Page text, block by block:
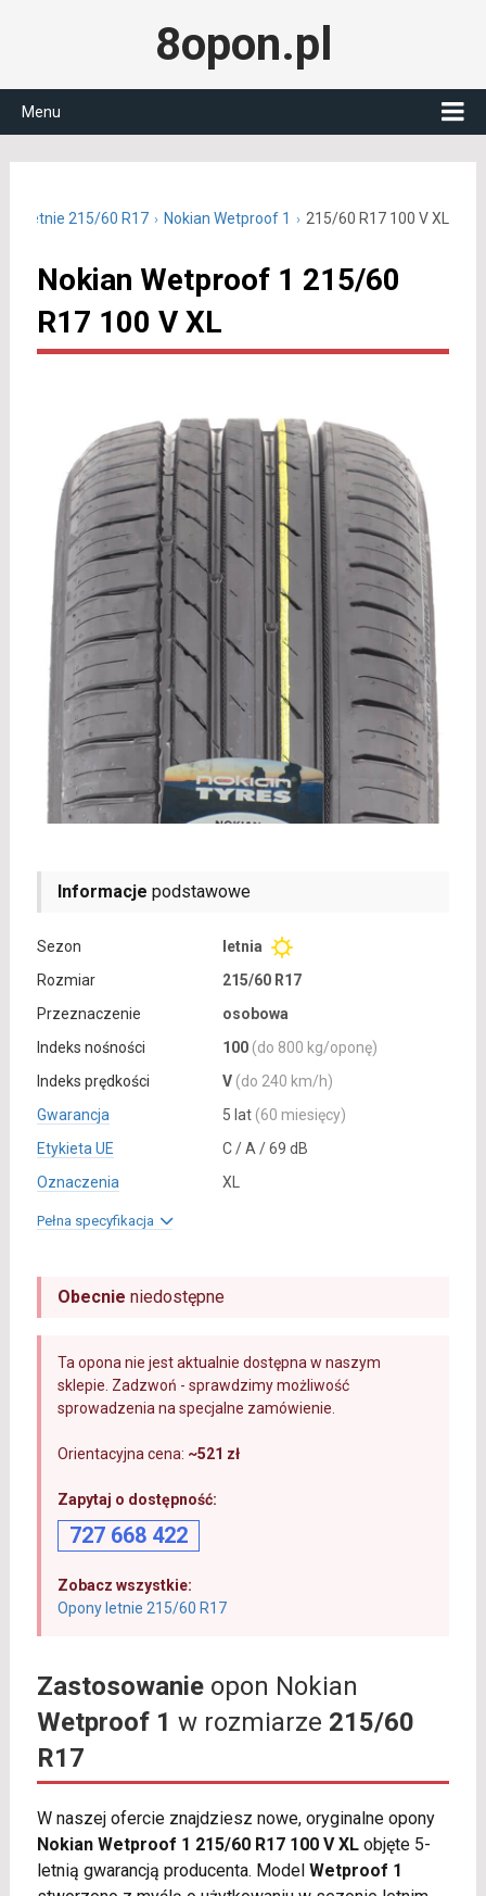
8opon.pl
Menu
letnie 215/60 R17 Nokian Wetproof 1 215/60 R17 100 V XL
Nokian Wetproof 1 215/60
R17 100 V XL
Informacje podstawowe
Sezon
letnia
Rozmiar
215/60 R17
Przeznaczenie
osobowa
Indeks nośności
100 (do 800 kg/oponę)
Indeks prędkości
V (do 240 km/h)
Gwarancja
5 lat (60 miesięcy)
Etykieta UE
C / A / 69 dB
Oznaczenia
XL
Pełna specyfikacja
Obecnie niedostępne
Ta opona nie jest aktualnie dostępna w naszym
sklepie. Zadzwoń - sprawdzimy możliwość
sprowadzenia na specjalne zamówienie.
Orientacyjna cena: ~521 zł
Zapytaj o dostępność:
727 668 422
Zobacz wszystkie:
Opony letnie 215/60 R17
Zastosowanieopon Nokian
Wetproof 1 w rozmiarze 215/60
R17
W naszej ofercie znajdziesz nowe, oryginalne opony
Nokian Wetproof 1 215/60 R17 100 V XLobjęte 5-
letnią gwarancją producenta. Model Wetproof 1